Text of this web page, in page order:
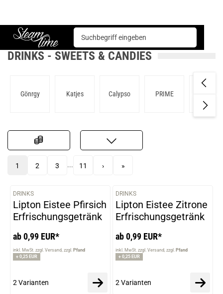
Steam time
Sweets & Candies Drinks
DRINKS - SWEETS & CANDIES
Gönrgy Katjes Calypso PRIME
1 2 3 ... 11 › »
VARIANTEN
DRINKS
Lipton Eistee Pfirsich
Erfrischungsgetränk
ab 0,99 EUR*
inkl. MwSt. zzgl. Versand zzgl. Pfand
+ 0,25 EUR
2 Varianten
VARIANTEN
DRINKS
Lipton Eistee Zitrone
Erfrischungsgetränk
ab 0,99 EUR*
inkl. MwSt. zzgl. Versand zzgl. Pfand
+ 0,25 EUR
2 Varianten